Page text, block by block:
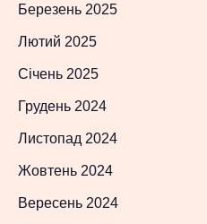
Березень 2025
Лютий 2025
Січень 2025
Грудень 2024
Листопад 2024
Жовтень 2024
Вересень 2024